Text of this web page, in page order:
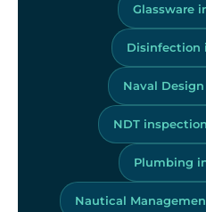
Glassware
Disinfection
Naval
NDT
Plumbing
Nautical